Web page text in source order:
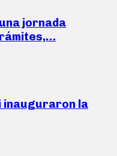
jornada
inauguraron la